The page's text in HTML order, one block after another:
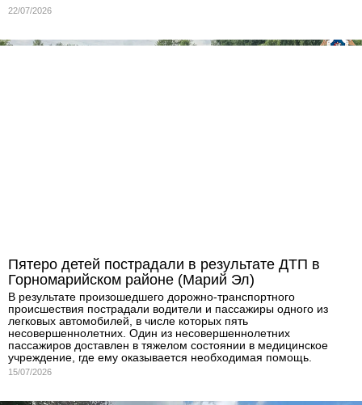
22/07/2026
Пятеро детей пострадали в результате ДТП в
Горномарийском районе (Марий Эл)
В результате произошедшего дорожно-транспортного
происшествия пострадали водители и пассажиры одного из
легковых автомобилей, в числе которых пять
несовершеннолетних. Один из несовершеннолетних
пассажиров доставлен в тяжелом состоянии в медицинское
учреждение, где ему оказывается необходимая помощь.
15/07/2026